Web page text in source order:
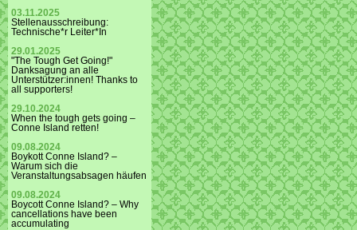
03.11.2025
Stellenausschreibung:
Technische*r Leiter*In
29.01.2025
"The Tough Get Going!"
Danksagung an alle
Unterstützer:innen! Thanks to
all supporters!
29.10.2024
When the tough gets going –
Conne Island retten!
09.08.2024
Boykott Conne Island? –
Warum sich die
Veranstaltungsabsagen häufen
09.08.2024
Boycott Conne Island? – Why
cancellations have been
accumulating